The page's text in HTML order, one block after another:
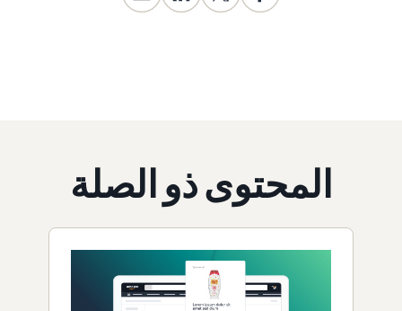
المحتوى ذو الصلة